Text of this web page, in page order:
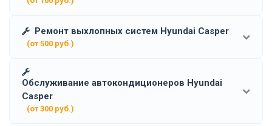
Ремонт выхлопных систем Hyundai Casper
(от 500 руб.)
Обслуживание автокондиционеров Hyundai
Casper
(от 300 руб.)